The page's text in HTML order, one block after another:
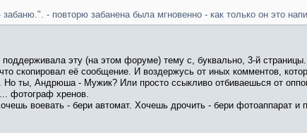
- повторю забанена была мгновенно - как только он это
эту (на этом форуме) тему с, буквально, 3-й страницы.
скопировал её сообщение. И воздержусь от иных комментов,
Но ты, Андрюша - Мужик? Или просто ссыкливо отбиваешься от
фотограф хренов.
воевать - бери автомат. Хочешь дрочить - бери фотоаппарат и